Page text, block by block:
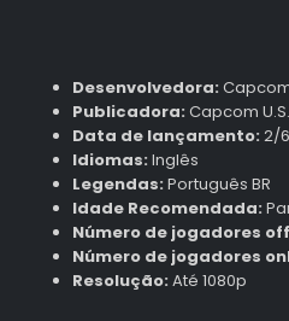
Desenvolvedora: Capcom
Publicadora: Capcom
Data de lançamento: 2/
Idiomas: Inglês
Legendas: Português BR
Idade Recomendada:
Número de jogadores
Número de jogadores
Resolução: Até 1080p